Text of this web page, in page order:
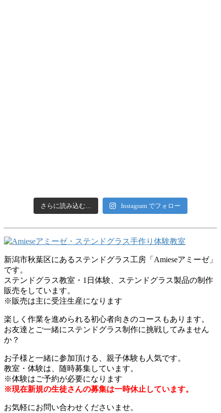
さらに読み込む... Instagram でフォロー
新潟市秋葉区にあるステンドグラス工房「Amieseアミーゼ」
です。
ステンドグラス教室・1日体験、ステンドグラス製品の制作
販売をしています。
※販売は主に受注生産になります
楽しく作業を進められる初心者向きのコースもあります。
お友達とご一緒にステンドグラス制作に挑戦してみません
か？
お子様と一緒に参加頂ける、親子体験も人気です。
教室・体験は、随時募集しています。
※体験はご予約が必要になります
※現在新規の生徒さんの募集は一時休止しています。
お気軽にお問い合わせくださいませ。